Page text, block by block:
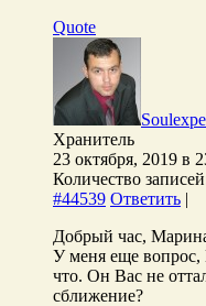
Quote
Хранитель
23 октября, 2019 в
Количество
#44539 Ответить |
Добрый час,
У меня еще вопрос,
что. Он Вас не
сближение?